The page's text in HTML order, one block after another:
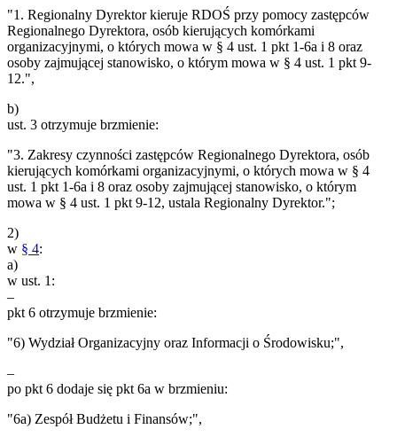
"1. Regionalny Dyrektor kieruje RDOŚ przy pomocy zastępców
Regionalnego Dyrektora, osób kierujących komórkami
organizacyjnymi, o których mowa w § 4 ust. 1 pkt 1-6a i 8 oraz
osoby zajmującej stanowisko, o którym mowa w § 4 ust. 1 pkt 9-
12.",
b)
ust. 3 otrzymuje brzmienie:
"3. Zakresy czynności zastępców Regionalnego Dyrektora, osób
kierujących komórkami organizacyjnymi, o których mowa w § 4
ust. 1 pkt 1-6a i 8 oraz osoby zajmującej stanowisko, o którym
mowa w § 4 ust. 1 pkt 9-12, ustala Regionalny Dyrektor.";
2)
w § 4:
a)
w ust. 1:
–
pkt 6 otrzymuje brzmienie:
"6) Wydział Organizacyjny oraz Informacji o Środowisku;",
–
po pkt 6 dodaje się pkt 6a w brzmieniu:
"6a) Zespół Budżetu i Finansów;",